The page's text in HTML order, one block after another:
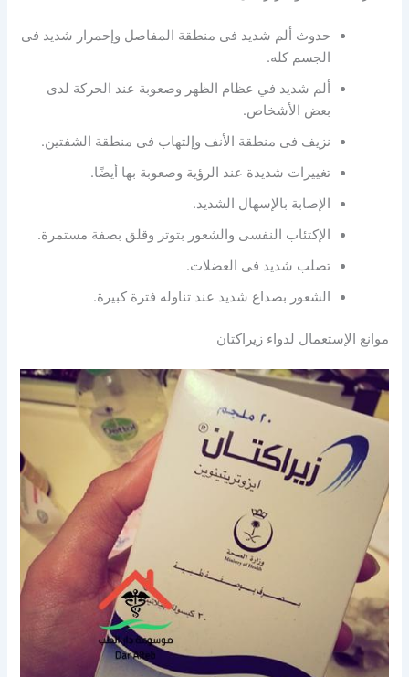
حدوث ألم شديد فى منطقة المفاصل وإحمرار شديد فى
الجسم كله.
ألم شديد في عظام الظهر وصعوبة عند الحركة لدى
بعض الأشخاص.
نزيف فى منطقة الأنف وإلتهاب فى منطقة الشفتين.
تغييرات شديدة عند الرؤية وصعوبة بها أيضًا.
الإصابة بالإسهال الشديد.
الإكتئاب النفسى والشعور بتوتر وقلق بصفة مستمرة.
تصلب شديد فى العضلات.
الشعور بصداع شديد عند تناوله فترة كبيرة.
موانع الإستعمال لدواء زيراكتان